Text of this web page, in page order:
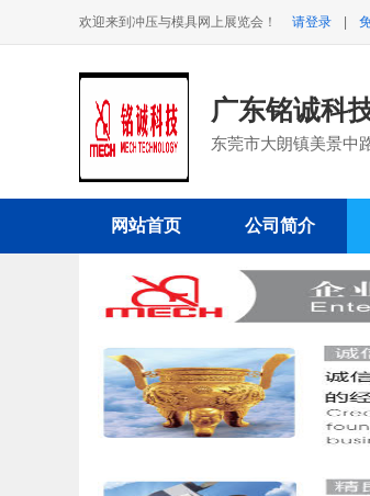
欢迎来到冲压与模具网上展览会！ 请登录
广东铭诚科
东莞市大朗镇美景中
网站首页 公司简介